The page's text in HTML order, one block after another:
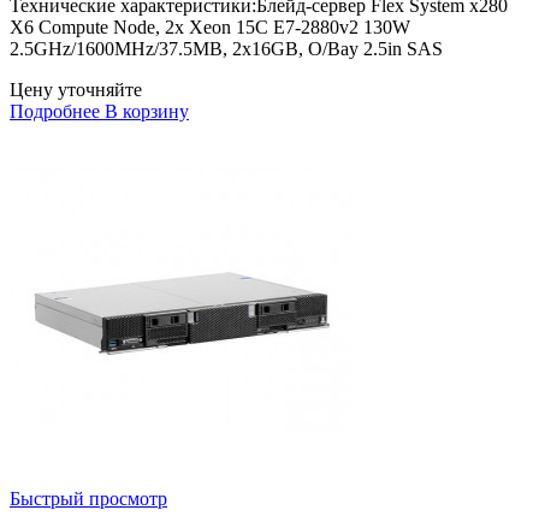
Технические характеристики:Блейд-сервер Flex System x280
X6 Compute Node, 2x Xeon 15C E7-2880v2 130W
2.5GHz/1600MHz/37.5MB, 2x16GB, O/Bay 2.5in SAS
Цену уточняйте
Подробнее В корзину
Быстрый просмотр